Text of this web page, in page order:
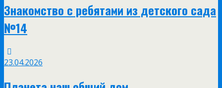
Знакомство с ребятами из детского сада
№14
23.04.2026